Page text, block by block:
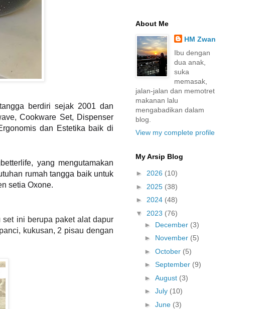
berdiri sejak 2001 dan
Cookware Set, Dispenser
dan Estetika baik di
yang mengutamakan
rumah tangga baik untuk
setia Oxone.
ini berupa paket alat dapur
kukusan, 2 pisau dengan
About Me
HM Zwan
Ibu dengan
dua anak,
suka
memasak,
jalan-jalan dan memotret
makanan lalu
mengabadikan dalam
blog.
View my complete profile
My Arsip Blog
► 2026 (10)
► 2025 (38)
► 2024 (48)
▼ 2023 (76)
► December (3)
► November (5)
► October (5)
► September (9)
► August (3)
► July (10)
► June (3)